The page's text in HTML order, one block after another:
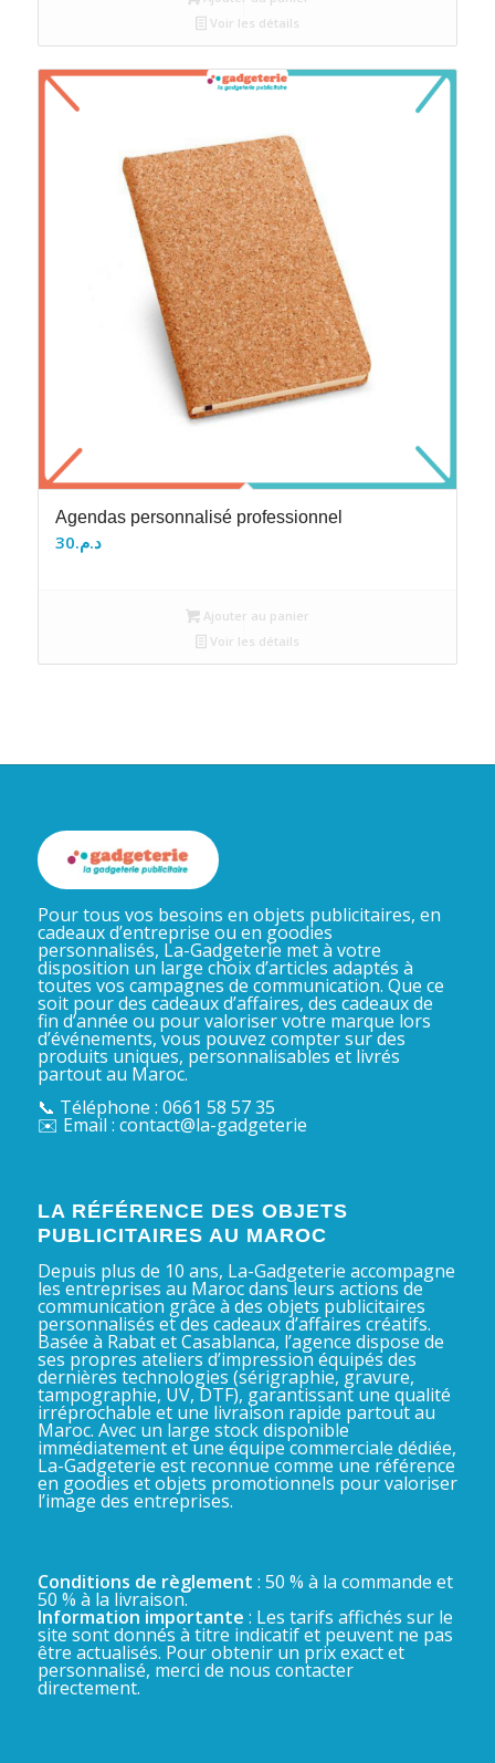
Voir les détails
Agendas personnalisé professionnel
د.م.30
Ajouter au panier
Voir les détails
Pour tous vos besoins en objets publicitaires, en
cadeaux d’entreprise ou en goodies
personnalisés, La-Gadgeterie met à votre
disposition un large choix d’articles adaptés à
toutes vos campagnes de communication. Que ce
soit pour des cadeaux d’affaires, des cadeaux de
fin d’année ou pour valoriser votre marque lors
d’événements, vous pouvez compter sur des
produits uniques, personnalisables et livrés
partout au Maroc.
📞 Téléphone : 0661 58 57 35
✉️ Email : contact@la-gadgeterie
LA RÉFÉRENCE DES OBJETS
PUBLICITAIRES AU MAROC
Depuis plus de 10 ans, La-Gadgeterie accompagne
les entreprises au Maroc dans leurs actions de
communication grâce à des objets publicitaires
personnalisés et des cadeaux d’affaires créatifs.
Basée à Rabat et Casablanca, l’agence dispose de
ses propres ateliers d’impression équipés des
dernières technologies (sérigraphie, gravure,
tampographie, UV, DTF), garantissant une qualité
irréprochable et une livraison rapide partout au
Maroc. Avec un large stock disponible
immédiatement et une équipe commerciale dédiée,
La-Gadgeterie est reconnue comme une référence
en goodies et objets promotionnels pour valoriser
l’image des entreprises.
Conditions de règlement : 50 % à la commande et
50 % à la livraison.
Information importante : Les tarifs affichés sur le
site sont donnés à titre indicatif et peuvent ne pas
être actualisés. Pour obtenir un prix exact et
personnalisé, merci de nous contacter
directement.